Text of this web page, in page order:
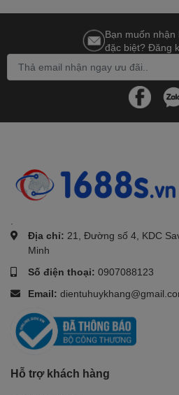
Bạn muốn nhận
đặc biệt? Đăng
Địa chỉ: 21, Đường số 4, KDC
Minh
Số điện thoại: 0907088123
Email:
Hỗ trợ khách hàng